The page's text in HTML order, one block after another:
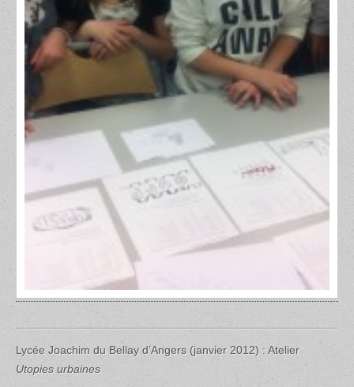
Lycée Joachim du Bellay d’Angers (janvier 2012) : Atelier
Utopies urbaines